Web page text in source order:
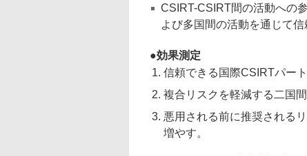
CSIRT-CSIRT間の活動への
よび多国間の活動を通じて
効果測定
信頼できる国際CSIRTパー
複合リスクを軽減する二国
悪用される前に推奨される
増やす。